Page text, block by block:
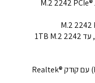
כונן SSD בנפח 1TB בתצורת M.2 2242 PCIe®
כונן אחד, עד 1TB M.2 2242
שמע באיכות גבוהה (HD) עם קודק Realtek®